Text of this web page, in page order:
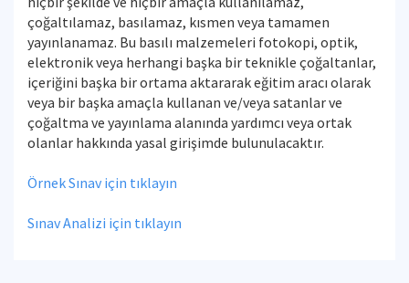
çoğaltılamaz, basılamaz, kısmen veya tamamen
yayınlanamaz. Bu basılı malzemeleri fotokopi, optik,
elektronik veya herhangi başka bir teknikle çoğaltanlar,
içeriğini başka bir ortama aktararak eğitim aracı olarak
veya bir başka amaçla kullanan ve/veya satanlar ve
çoğaltma ve yayınlama alanında yardımcı veya ortak
olanlar hakkında yasal girişimde bulunulacaktır.
Örnek Sınav için tıklayın
Sınav Analizi için tıklayın